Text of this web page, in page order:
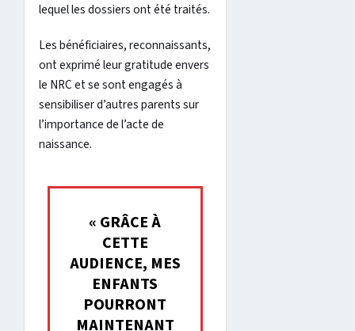
lequel les dossiers ont été traités.
Les bénéficiaires, reconnaissants,
ont exprimé leur gratitude envers
le NRC et se sont engagés à
sensibiliser d’autres parents sur
l’importance de l’acte de
naissance.
« GRÂCE À
CETTE
AUDIENCE, MES
ENFANTS
POURRONT
MAINTENANT